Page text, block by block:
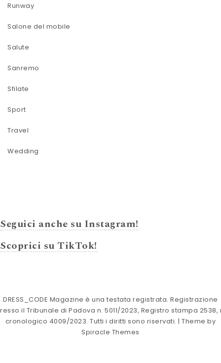
Runway
Salone del mobile
Salute
Sanremo
Sfilate
Sport
Travel
Wedding
Seguici anche su Instagram!
Scoprici su TikTok!
DRESS_CODE Magazine è una testata registrata. Registrazione
il Tribunale di Padova n. 5011/2023, Registro stampa 2538,
cronologico 4009/2023. Tutti i diritti sono riservati. | Theme by
Spiracle Themes